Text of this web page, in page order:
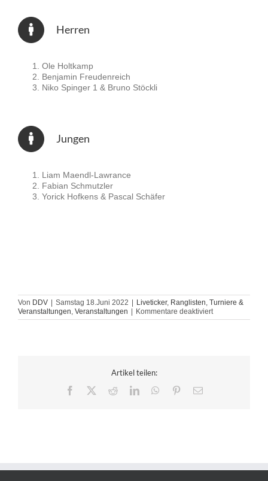
Herren
Ole Holtkamp
Benjamin Freudenreich
Niko Spinger 1 & Bruno Stöckli
Jungen
Liam Maendl-Lawrance
Fabian Schmutzler
Yorick Hofkens & Pascal Schäfer
Von DDV Samstag 18.Juni 2022 Liveticker, Ranglisten, Turniere &
Veranstaltungen, Veranstaltungen Kommentare deaktiviertfür
Liveticker:
Artikel teilen:
Facebook
RedditLinkedInWhatsApp
Pinterest
E-